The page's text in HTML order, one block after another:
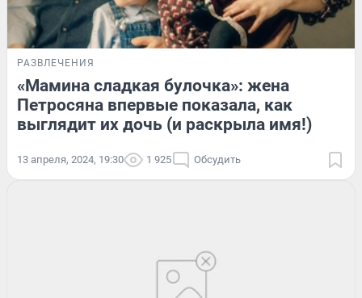
РАЗВЛЕЧЕНИЯ
«Мамина сладкая булочка»: жена
Петросяна впервые показала, как
выглядит их дочь (и раскрыла имя!)
13 апреля, 2024, 19:30 1 925 Обсудить